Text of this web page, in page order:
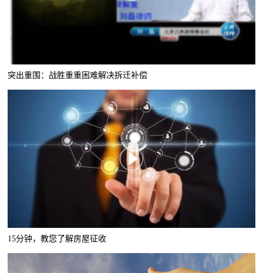
突出重围：战胜重重困难解决拆迁补偿
15分钟，教您了解房屋征收